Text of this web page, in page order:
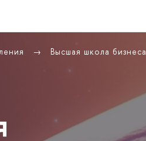
Высшая школа бизнеса